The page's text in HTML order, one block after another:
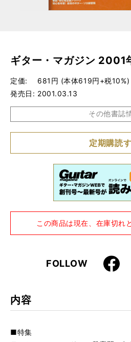
ギター・マガジン 2001
定価
681円 (本体619円+税10%)
発売日
2001.03.13
その他書誌
A4変形判 / 280ページ
定期購読
この商品は現在、在庫切れ
FOLLOWFaceboo
k
X
内容
■特集